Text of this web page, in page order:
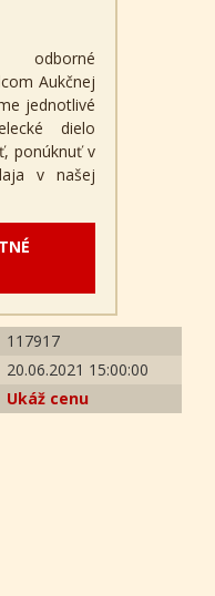
odborné
Aukčnej
jednotlivé
dielo
ponúknuť v
v našej
117917
20.06.2021 15:00:00
Ukáž cenu